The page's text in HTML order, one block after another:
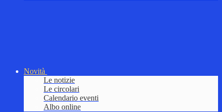
Novità
Le notizie
Le circolari
Calendario eventi
Albo online